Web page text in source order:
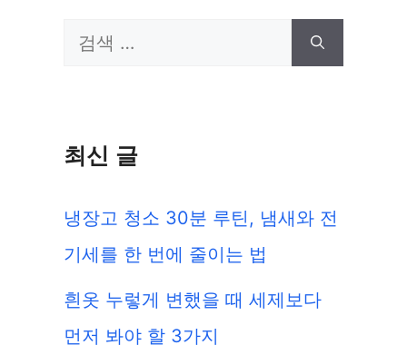
검
최신 글
냉장고 청소 30분 루틴, 냄새와 전
기세를 한 번에 줄이는 법
흰옷 누렇게 변했을 때 세제보다
먼저 봐야 할 3가지